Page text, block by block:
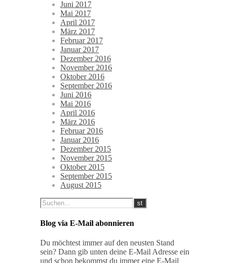
Juni 2017
Mai 2017
April 2017
März 2017
Februar 2017
Januar 2017
Dezember 2016
November 2016
Oktober 2016
September 2016
Juni 2016
Mai 2016
April 2016
März 2016
Februar 2016
Januar 2016
Dezember 2015
November 2015
Oktober 2015
September 2015
August 2015
Blog via E-Mail abonnieren
Du möchtest immer auf den neusten Stand
sein? Dann gib unten deine E-Mail Adresse ein
und schon bekommst du immer eine E-Mail